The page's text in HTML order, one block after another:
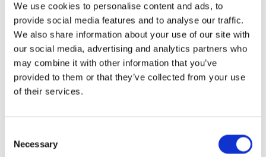
We use cookies to personalise content and ads, to
provide social media features and to analyse our traffic.
We also share information about your use of our site with
our social media, advertising and analytics partners who
may combine it with other information that you’ve
provided to them or that they’ve collected from your use
of their services.
Selection
Necessary
pris. Att bjuda mamma på en gourmetmiddag är en
omtänksam gest som skapar ett bestående minne
för alla som deltar.
Dessutom är detta ett perfekt tillfälle att visa upp
dina kockars kulinariska färdigheter och skapa en
inte bara att imponera på dina gäster, utan om din